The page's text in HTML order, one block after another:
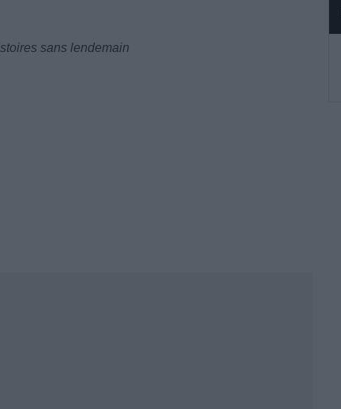
sans lendemain